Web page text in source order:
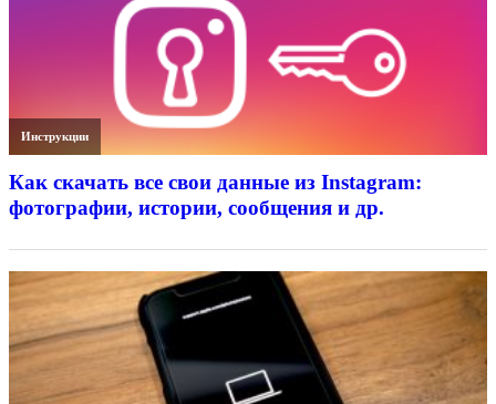
Инструкции
Как скачать все свои данные из Instagram:
фотографии, истории, сообщения и др.